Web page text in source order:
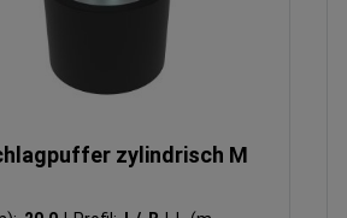
zylindrisch M